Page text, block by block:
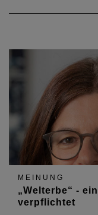
MEINUNG
„Welterbe“ -
verpflichtet